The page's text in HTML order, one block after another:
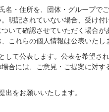
名・住所を、団体・グループで
明記されていない場合、受け付
いて確認させていただく場合
これらの個人情報は公表いたし
して公表します。公表を希望さ
合には、ご意見・ご提案に対
出をお願いいたします。